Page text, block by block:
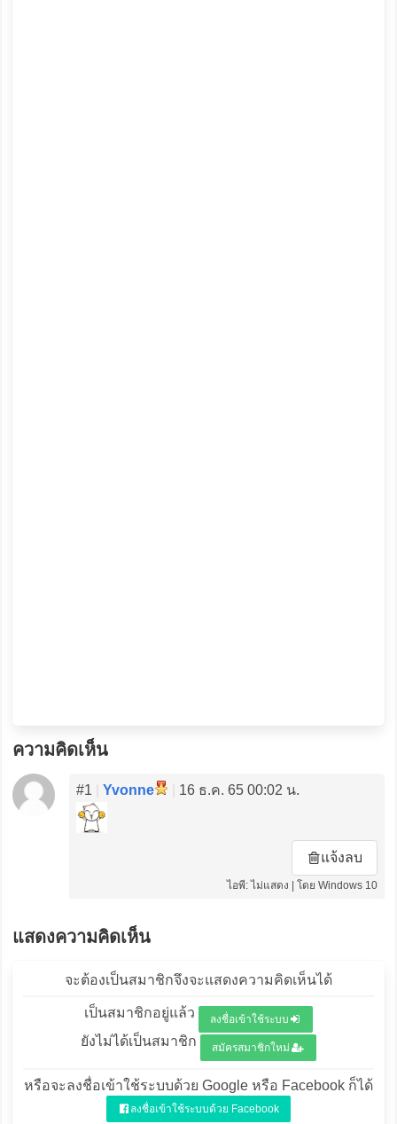
ความคิดเห็น
#1 Yvonne 16 ธ.ค. 65 00:02 น.
แจ้งลบ
ไอพี: ไม่แสดง | โดย Windows 10
แสดงความคิดเห็น
จะต้องเป็นสมาชิกจึงจะแสดงความคิดเห็นได้
เป็นสมาชิกอยู่แล้ว ลงชื่อเข้าใช้ระบบ
ยังไม่ได้เป็นสมาชิก สมัครสมาชิกใหม่
หรือจะลงชื่อเข้าใช้ระบบด้วย Google หรือ Facebook ก็ได้
ลงชื่อเข้าใช้ระบบด้วย Facebook